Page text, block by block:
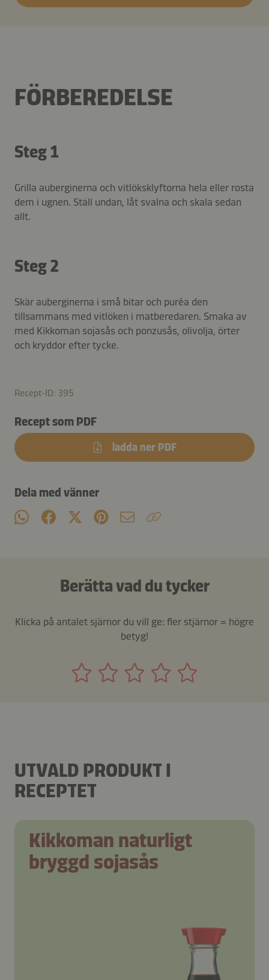
FÖRBEREDELSE
Steg 1
Grilla auberginerna och vitlöksklyftorna hela eller rosta
dem i ugnen. Ställ undan, låt svalna och skala sedan
allt.
Steg 2
Skär auberginerna i små bitar och puréa den
tillsammans med vitlöken i matberedaren. Smaka av
med Kikkoman sojasås och ponzusås, olivolja, örter
och kryddor efter tycke.
Recept-ID: 395
Recept som PDF
ladda ner PDF
Dela med vänner
Berätta vad du tycker
Klicka på antalet sjärnor du vill ge: fler stjärnor = högre
betyg!
UTVALD PRODUKT I
RECEPTET
Kikkoman naturligt
bryggd sojasås